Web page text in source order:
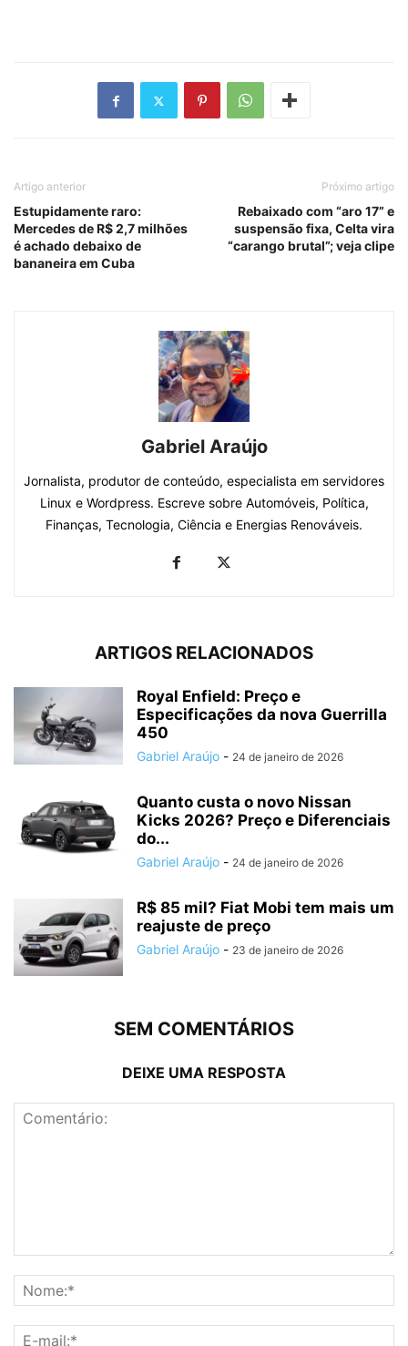
Artigo anterior
Estupidamente raro:
Mercedes de R$ 2,7 milhões
é achado debaixo de
bananeira em Cuba
Próximo artigo
Rebaixado com “aro 17” e
suspensão fixa, Celta vira
“carango brutal”; veja clipe
Gabriel Araújo
Jornalista, produtor de conteúdo, especialista em servidores
Linux e Wordpress. Escreve sobre Automóveis, Política,
Finanças, Tecnologia, Ciência e Energias Renováveis.
ARTIGOS RELACIONADOS
Royal Enfield: Preço e
Especificações da nova Guerrilla
450
Gabriel Araújo - 24 de janeiro de 2026
Quanto custa o novo Nissan
Kicks 2026? Preço e Diferenciais
do...
Gabriel Araújo - 24 de janeiro de 2026
R$ 85 mil? Fiat Mobi tem mais um
reajuste de preço
Gabriel Araújo - 23 de janeiro de 2026
SEM COMENTÁRIOS
DEIXE UMA RESPOSTA